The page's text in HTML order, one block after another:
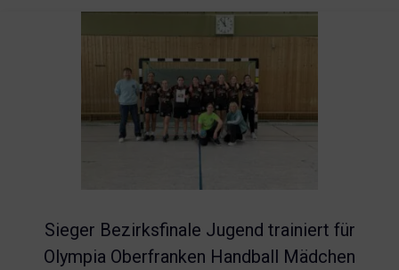
Sieger Bezirksfinale Jugend trainiert für
Olympia Oberfranken Handball Mädchen